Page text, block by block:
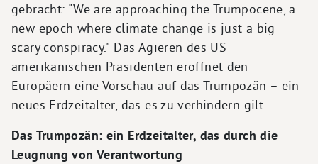
gebracht: "We are approaching the Trumpocene, a
new epoch where climate change is just a big
scary conspiracy." Das Agieren des US-
amerikanischen Präsidenten eröffnet den
Europäern eine Vorschau auf das Trumpozän – ein
neues Erdzeitalter, das es zu verhindern gilt.
Das Trumpozän: ein Erdzeitalter, das durch die
Leugnung von Verantwortung